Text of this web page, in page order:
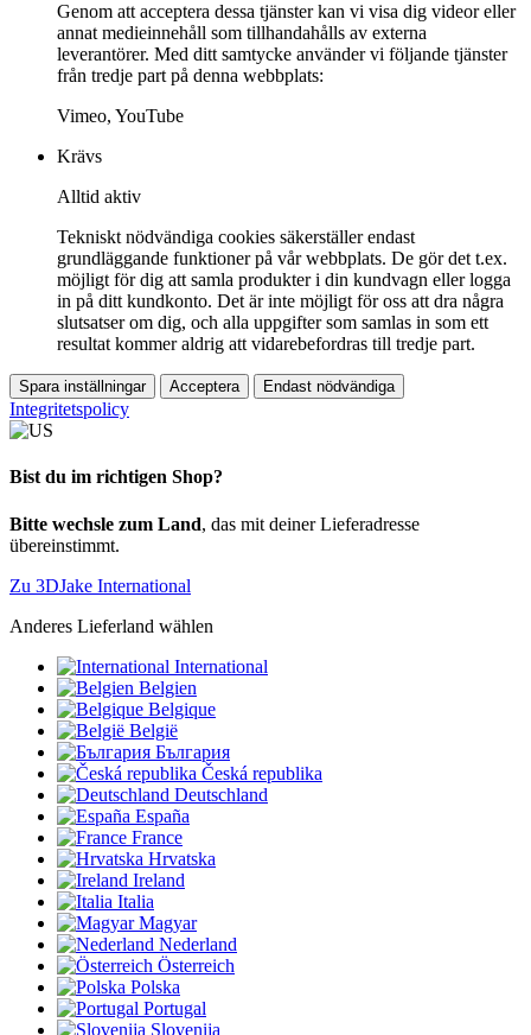
Genom att acceptera dessa tjänster kan vi visa dig videor eller
annat medieinnehåll som tillhandahålls av externa
leverantörer. Med ditt samtycke använder vi följande tjänster
från tredje part på denna webbplats:
Vimeo, YouTube
Krävs
Alltid aktiv
Tekniskt nödvändiga cookies säkerställer endast
grundläggande funktioner på vår webbplats. De gör det t.ex.
möjligt för dig att samla produkter i din kundvagn eller logga
in på ditt kundkonto. Det är inte möjligt för oss att dra några
slutsatser om dig, och alla uppgifter som samlas in som ett
resultat kommer aldrig att vidarebefordras till tredje part.
Spara inställningar Acceptera Endast nödvändiga
Integritetspolicy
Bist du im richtigen Shop?
Bitte wechsle zum Land, das mit deiner Lieferadresse
übereinstimmt.
Zu 3DJake International
Anderes Lieferland wählen
International
Belgien
Belgique
België
България
Česká republika
Deutschland
España
France
Hrvatska
Ireland
Italia
Magyar
Nederland
Österreich
Polska
Portugal
Slovenija